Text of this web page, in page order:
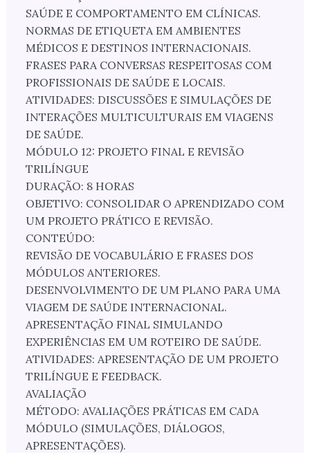
SAÚDE E COMPORTAMENTO EM CLÍNICAS.
NORMAS DE ETIQUETA EM AMBIENTES
MÉDICOS E DESTINOS INTERNACIONAIS.
FRASES PARA CONVERSAS RESPEITOSAS COM
PROFISSIONAIS DE SAÚDE E LOCAIS.
ATIVIDADES: DISCUSSÕES E SIMULAÇÕES DE
INTERAÇÕES MULTICULTURAIS EM VIAGENS
DE SAÚDE.
MÓDULO 12: PROJETO FINAL E REVISÃO
TRILÍNGUE
DURAÇÃO: 8 HORAS
OBJETIVO: CONSOLIDAR O APRENDIZADO COM
UM PROJETO PRÁTICO E REVISÃO.
CONTEÚDO:
REVISÃO DE VOCABULÁRIO E FRASES DOS
MÓDULOS ANTERIORES.
DESENVOLVIMENTO DE UM PLANO PARA UMA
VIAGEM DE SAÚDE INTERNACIONAL.
APRESENTAÇÃO FINAL SIMULANDO
EXPERIÊNCIAS EM UM ROTEIRO DE SAÚDE.
ATIVIDADES: APRESENTAÇÃO DE UM PROJETO
TRILÍNGUE E FEEDBACK.
AVALIAÇÃO
MÉTODO: AVALIAÇÕES PRÁTICAS EM CADA
MÓDULO (SIMULAÇÕES, DIÁLOGOS,
APRESENTAÇÕES).